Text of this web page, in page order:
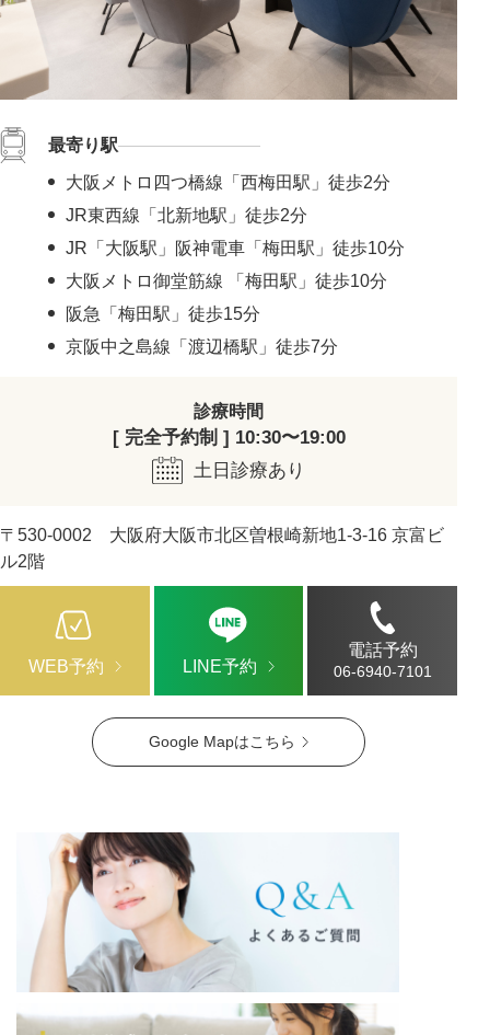
Google Mapはこちら
最寄り駅
大阪メトロ四つ橋線「西梅田駅」徒歩2分
JR東西線「北新地駅」徒歩2分
JR「大阪駅」阪神電車「梅田駅」徒歩10分
大阪メトロ御堂筋線 「梅田駅」徒歩10分
阪急「梅田駅」徒歩15分
京阪中之島線「渡辺橋駅」徒歩7分
診療時間
[ 完全予約制 ] 10:30〜19:00
土日診療あり
〒530-0002 大阪府大阪市北区曽根崎新地1-3-16 京富ビ
ル2階
WEB予約 LINE予約
電話予約
06-6940-7101